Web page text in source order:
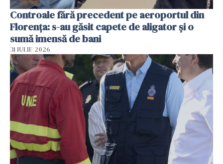
Controale fără precedent pe aeroportul din
Florența: s-au găsit capete de aligator și o
sumă imensă de bani
31 IULIE 2026